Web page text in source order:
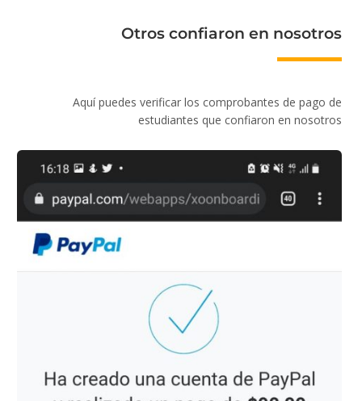
Otros confiaron en nosotros
Aquí puedes verificar los comprobantes de pago de
estudiantes que confiaron en nosotros